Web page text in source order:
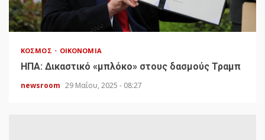
ΚΌΣΜΟΣ ΟΙΚΟΝΟΜΊΑ
HΠΑ: Δικαστικό «μπλόκο» στους δασμούς Τραμπ
newsroom 29 Μαΐου, 2025 - 08:27